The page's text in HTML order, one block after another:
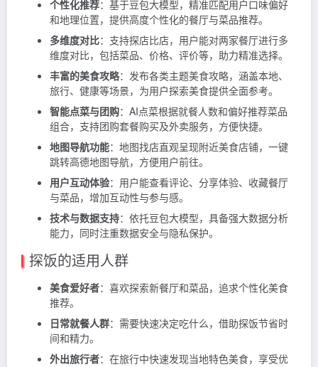
个性化推荐：基于豆包大模型，精准匹配用户口味偏好
和地理位置，提供高度个性化的餐厅与菜品推荐。
多维度对比：支持探店比店，用户能对两家餐厅进行多
维度对比，包括菜品、价格、评价等，助力精准选择。
丰富的美食攻略：发布各类主题美食攻略，涵盖本地、
旅行、健康等场景，为用户探索美食提供全面参考。
智能点菜与团购：AI点菜根据就餐人数和偏好推荐菜品
组合，支持团购套餐购买及外卖服务，方便快捷。
地图导航功能：地图找店直观呈现附近美食店铺，一键
跳转高德地图导航，方便用户前往。
用户互动体验：用户能查看评论、分享体验、收藏餐厅
与菜品，增加互动性与参与感。
技术与数据支持：依托豆包大模型，具备强大数据分析
能力，同时注重数据安全与隐私保护。
探饭的适用人群
美食爱好者：喜欢探索新餐厅和菜品，追求个性化美食
推荐。
日常就餐人群：需要快速决定吃什么，借助探饭节省时
间和精力。
外出旅行者：在旅行中快速发现当地特色美食，享受优